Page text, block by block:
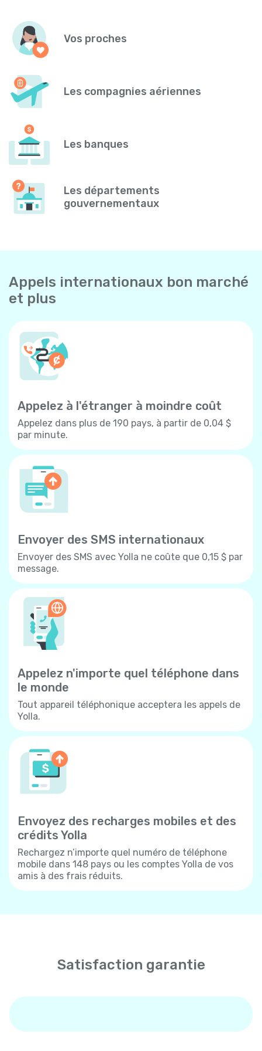
Vos proches
Les compagnies aériennes
Les banques
Les départements
gouvernementaux
Appels internationaux bon marché
et plus
Appelez à l'étranger à moindre coût
Appelez dans plus de 190 pays, à partir de 0,04 $
par minute.
Envoyer des SMS internationaux
Envoyer des SMS avec Yolla ne coûte que 0,15 $ par
message.
Appelez n'importe quel téléphone dans
le monde
Tout appareil téléphonique acceptera les appels de
Yolla.
Envoyez des recharges mobiles et des
crédits Yolla
Rechargez n’importe quel numéro de téléphone
mobile dans 148 pays ou les comptes Yolla de vos
amis à des frais réduits.
Satisfaction garantie